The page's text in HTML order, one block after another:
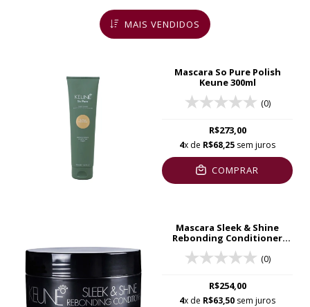
MAIS VENDIDOS
Mascara So Pure Polish
Keune 300ml
(0)
R$273,00
4x de R$68,25 sem juros
COMPRAR
Mascara Sleek & Shine
Rebonding Conditioner
Keune 200ml
(0)
R$254,00
4x de R$63,50 sem juros